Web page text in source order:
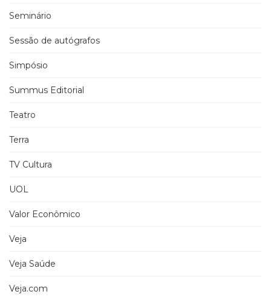
Seminário
Sessão de autógrafos
Simpósio
Summus Editorial
Teatro
Terra
TV Cultura
UOL
Valor Econômico
Veja
Veja Saúde
Veja.com